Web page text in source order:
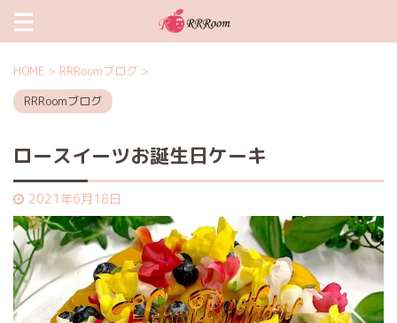
HOME > RRRoomブログ >
RRRoomブログ
ロースイーツお誕生日ケーキ
2021年6月18日